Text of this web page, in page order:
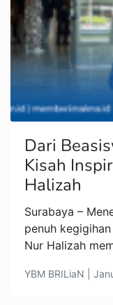
Dari
Kisah
Halizah
Surabaya –
penuh
Nur Halizah
YBM BRILiaN |